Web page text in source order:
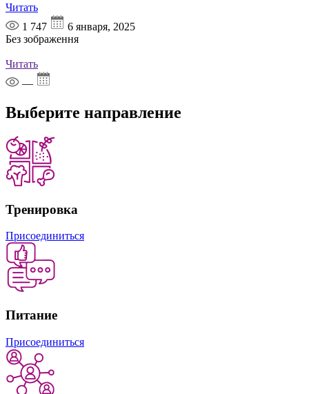
Читать
1 747
6 января, 2025
Без зображення
Читать
—
Выберите направление
Тренировка
Присоединиться
Питание
Присоединиться